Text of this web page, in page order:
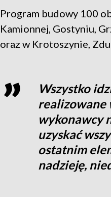
Program budowy 100
Kamionnej, Gostyniu,
oraz w Krotoszynie,
Wszystko
realizowane
wykonawcy
uzyskać
ostatnim
nadzieję,